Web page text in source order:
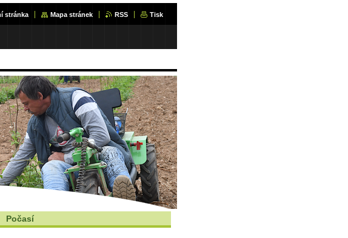
stránka Mapa stránek RSS Tisk
Počasí